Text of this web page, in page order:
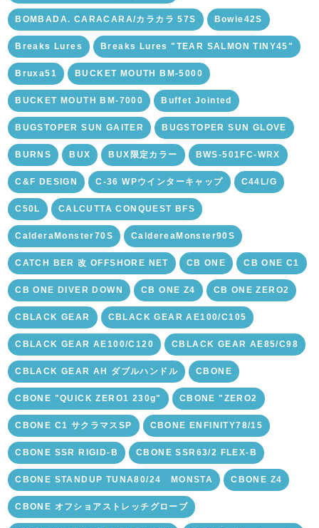
BOMBADA. CARACARA/カラカラ 57S Bowie42S
Breaks Lures Breaks Lures "TEAR SALMON TINY45"
Bruxa51 BUCKET MOUTH BM-5000
BUCKET MOUTH BM-7000 Buffet Jointed
BUGSTOPER SUN GAITER BUGSTOPER SUN GLOVE
BURNS BUX BUX限定カラー BWS-501FC-WRX
C&F DESIGN C-36 WPウインターキャップ C44L/G
C50L CALCUTTA CONQUEST BFS
CalderaMonster70S CaldereaMonster90S
CATCH BER 改 OFFSHORE NET CB ONE CB ONE C1
CB ONE DIVER DOWN CB ONE Z4 CB ONE ZERO2
CBLACK GEAR CBLACK GEAR AE100/C105
CBLACK GEAR AE100/C120 CBLACK GEAR AE85/C98
CBLACK GEAR AH ダブルハンドル CBONE
CBONE "QUICK ZERO1 230g" CBONE "ZERO2
CBONE C1 サクラマスSP CBONE ENFINITY78/15
CBONE SSR RIGID-B CBONE SSR63/2 FLEX-B
CBONE STANDUP TUNA80/24 MONSTA CBONE Z4
CBONE オフショアストレッチグローブ